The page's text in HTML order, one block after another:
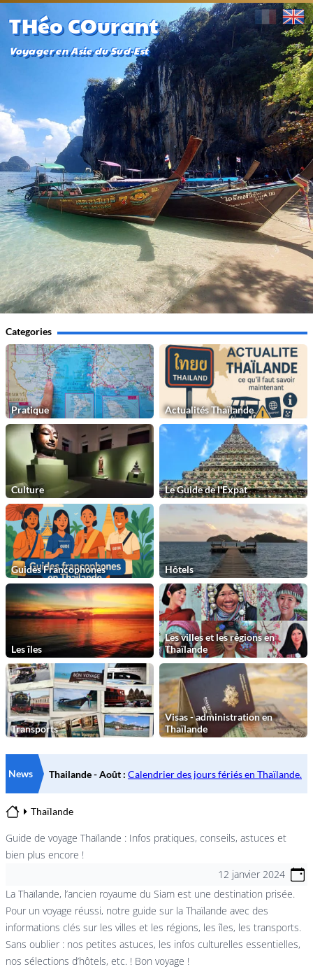
THéo COurant
Voyager en Asie du Sud-Est
Categories
Pratique Actualités Thaïlande
Culture Le Guide de l'Expat
Guides Francophones Hôtels
Les îles
Les villes et les régions en
Thaïlande
Transports
Visas - administration en
Thaïlande
News
Thaïlande
Guide de voyage Thaïlande : Infos pratiques, conseils, astuces et
bien plus encore !
12 janvier 2024
La Thaïlande, l’ancien royaume du Siam est une destination prisée.
Pour un voyage réussi, notre guide sur la Thaïlande avec des
informations clés sur les villes et les régions, les îles, les transports.
Sans oublier : nos petites astuces, les infos culturelles essentielles,
nos sélections d’hôtels, etc. ! Bon voyage !